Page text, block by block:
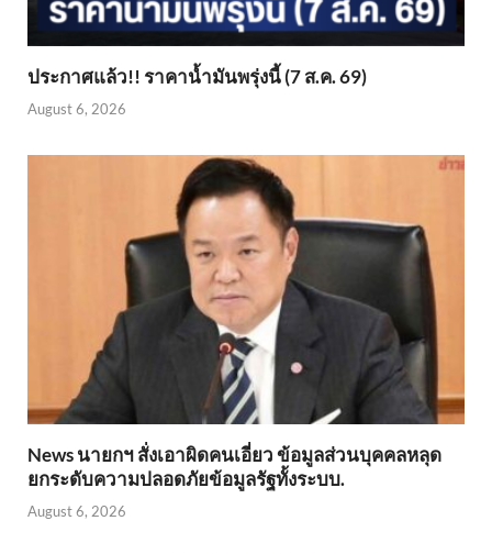
ประกาศแล้ว!! ราคาน้ำมันพรุ่งนี้ (7 ส.ค. 69)
August 6, 2026
News นายกฯ สั่งเอาผิดคนเอี่ยว ข้อมูลส่วนบุคคลหลุด
ยกระดับความปลอดภัยข้อมูลรัฐทั้งระบบ.
August 6, 2026